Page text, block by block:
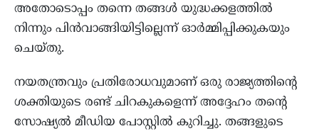
അതോടൊപ്പം തന്നെ തങ്ങൾ യുദ്ധക്കളത്തിൽ
നിന്നും പിൻവാങ്ങിയിട്ടില്ലെന്ന് ഓർമ്മിപ്പിക്കുകയും
ചെയ്തു.
നയതന്ത്രവും പ്രതിരോധവുമാണ് ഒരു രാജ്യത്തിന്റെ
ശക്തിയുടെ രണ്ട് ചിറകുകളെന്ന് അദ്ദേഹം തന്റെ
സോഷ്യൽ മീഡിയ പോസ്റ്റിൽ കുറിച്ചു. തങ്ങളുടെ